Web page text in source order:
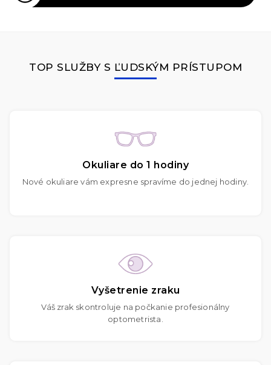
TOP SLUŽBY S ĽUDSKÝM PRÍSTUPOM
Okuliare do 1 hodiny
Nové okuliare vám expresne spravíme do jednej hodiny.
Vyšetrenie zraku
Váš zrak skontroluje na počkanie profesionálny
optometrista.